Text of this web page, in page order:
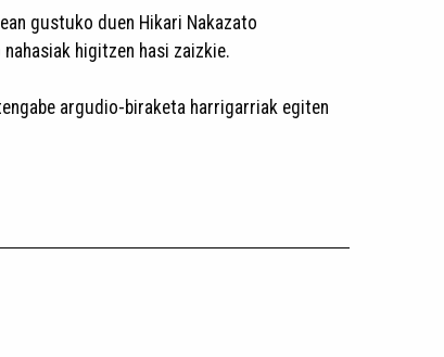
gustuko duen Hikari Nakazato
higitzen hasi zaizkie.
argudio-biraketa harrigarriak egiten